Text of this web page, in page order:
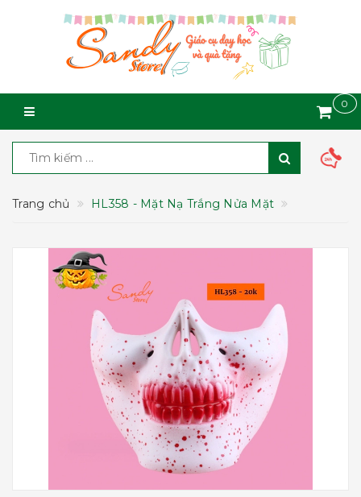
0
Trang chủ HL358 - Mặt Nạ Trắng Nửa Mặt